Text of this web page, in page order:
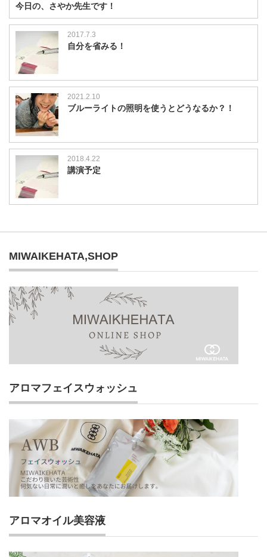
今日の、さやか先生です！
2017.7.3
自分を省みる！
2021.2.10
ブルーライトの照明を使うとどうなるか？！
2018.4.22
講演予定
MIWAIKEHATA,SHOP
アロマフェイスウォッシュ
アロマオイル美容液